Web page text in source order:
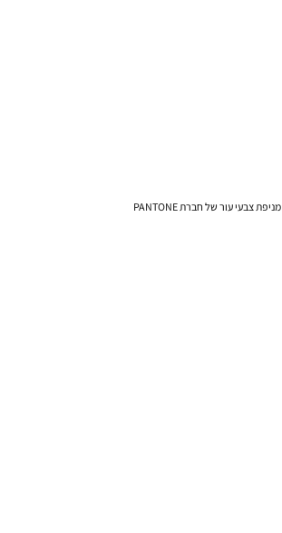
מניפת צבעי עור של חברת PANTONE